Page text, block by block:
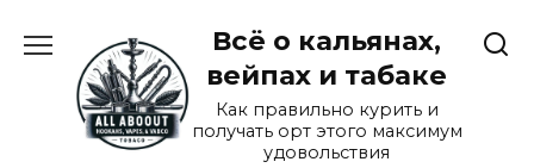
содержанию
Всё о кальянах,
вейпах и табаке
Как правильно курить и
получать орт этого максимум
удовольствия